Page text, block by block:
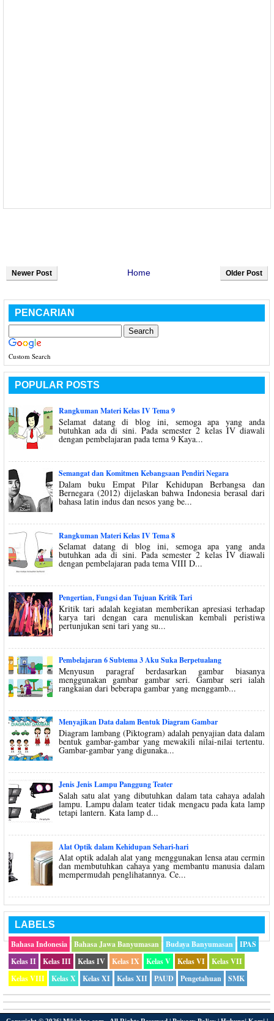
Newer Post Older Post
Home
PENCARIAN
Custom Search
POPULAR POSTS
Rangkuman Materi Kelas IV Tema 9
Selamat datang di blog ini, semoga apa yang anda
butuhkan ada di sini. Pada semester 2 kelas IV diawali
dengan pembelajaran pada tema 9 Kaya...
Semangat dan Komitmen Kebangsaan Pendiri Negara
Dalam buku Empat Pilar Kehidupan Berbangsa dan
Bernegara (2012) dijelaskan bahwa Indonesia berasal dari
bahasa latin indus dan nesos yang be...
Rangkuman Materi Kelas IV Tema 8
Selamat datang di blog ini, semoga apa yang anda
butuhkan ada di sini. Pada semester 2 kelas IV diawali
dengan pembelajaran pada tema VIII D...
Pengertian, Fungsi dan Tujuan Kritik Tari
Kritik tari adalah kegiatan memberikan apresiasi terhadap
karya tari dengan cara menuliskan kembali peristiwa
pertunjukan seni tari yang su...
Pembelajaran 6 Subtema 3 Aku Suka Berpetualang
Menyusun paragraf berdasarkan gambar biasanya
menggunakan gambar gambar seri. Gambar seri ialah
rangkaian dari beberapa gambar yang menggamb...
Menyajikan Data dalam Bentuk Diagram Gambar
Diagram lambang (Piktogram) adalah penyajian data dalam
bentuk gambar-gambar yang mewakili nilai-nilai tertentu.
Gambar-gambar yang digunaka...
Jenis Jenis Lampu Panggung Teater
Salah satu alat yang dibutuhkan dalam tata cahaya adalah
lampu. Lampu dalam teater tidak mengacu pada kata lamp
tetapi lantern. Kata lamp d...
Alat Optik dalam Kehidupan Sehari-hari
Alat optik adalah alat yang menggunakan lensa atau cermin
dan membutuhkan cahaya yang membantu manusia dalam
mempermudah penglihatannya. Ce...
LABELS
Bahasa Indonesia
Bahasa Jawa Banyumasan Budaya Banyumasan
IPAS
Kelas II
Kelas III Kelas IV Kelas IX Kelas V Kelas VI
Kelas VII
Kelas VIII
Kelas X Kelas XI Kelas XII PAUD Pengetahuan SMK